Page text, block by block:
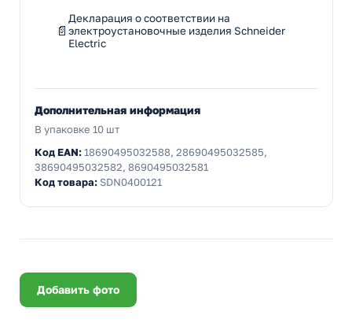
Декларация о соответствии на
электроустановочные изделия Schneider
Electric
Дополнительная информация
В упаковке 10 шт
Код EAN:18690495032588, 28690495032585,
38690495032582, 8690495032581
Код товара: SDN0400121
Добавить фото